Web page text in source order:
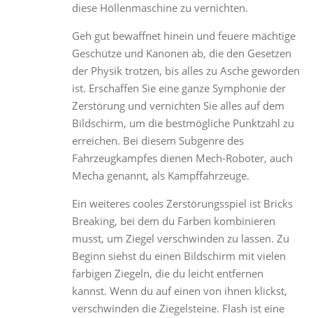
diese Höllenmaschine zu vernichten.
Geh gut bewaffnet hinein und feuere mächtige
Geschütze und Kanonen ab, die den Gesetzen
der Physik trotzen, bis alles zu Asche geworden
ist. Erschaffen Sie eine ganze Symphonie der
Zerstörung und vernichten Sie alles auf dem
Bildschirm, um die bestmögliche Punktzahl zu
erreichen. Bei diesem Subgenre des
Fahrzeugkampfes dienen Mech-Roboter, auch
Mecha genannt, als Kampffahrzeuge.
Ein weiteres cooles Zerstörungsspiel ist Bricks
Breaking, bei dem du Farben kombinieren
musst, um Ziegel verschwinden zu lassen. Zu
Beginn siehst du einen Bildschirm mit vielen
farbigen Ziegeln, die du leicht entfernen
kannst. Wenn du auf einen von ihnen klickst,
verschwinden die Ziegelsteine. Flash ist eine